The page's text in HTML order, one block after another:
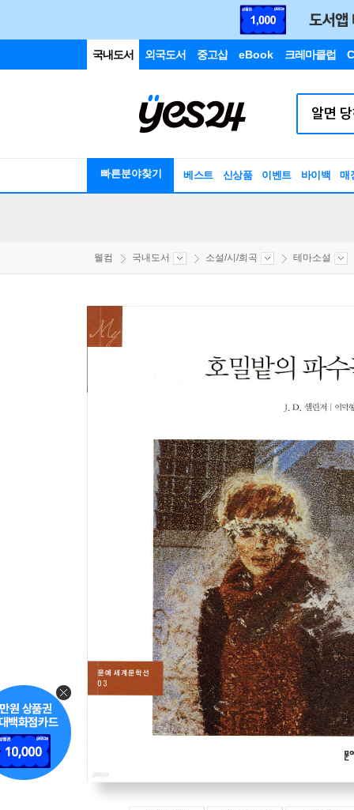
국내도서 외국도서 중고샵 eBook 크레마클럽
빠른분야찾기 베스트 신상품 이벤트 바이백 매
웰컴 국내도서 소설/시/희곡 테마소설